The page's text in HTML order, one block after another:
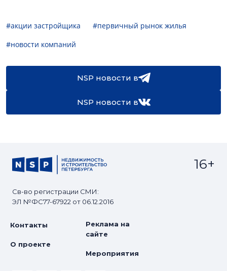
#акции застройщика
#первичный рынок жилья
#новости компаний
NSP новости в
NSP новости в
Св-во регистрации СМИ:
ЭЛ №ФС77-67922 от 06.12.2016
16+
Контакты
О проекте
Реклама на
сайте
Мероприятия